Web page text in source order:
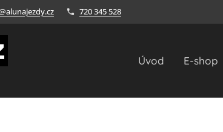
720 345 528
Úvod E-shop